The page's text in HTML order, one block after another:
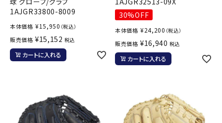
1AJGR33800-8009
本体価格 ¥15,950 （税込）
販売価格 ¥15,152 税込
カートに入れる
30%OFF
本体価格 ¥24,200 （税込）
販売価格 ¥16,940 税込
カートに入れる